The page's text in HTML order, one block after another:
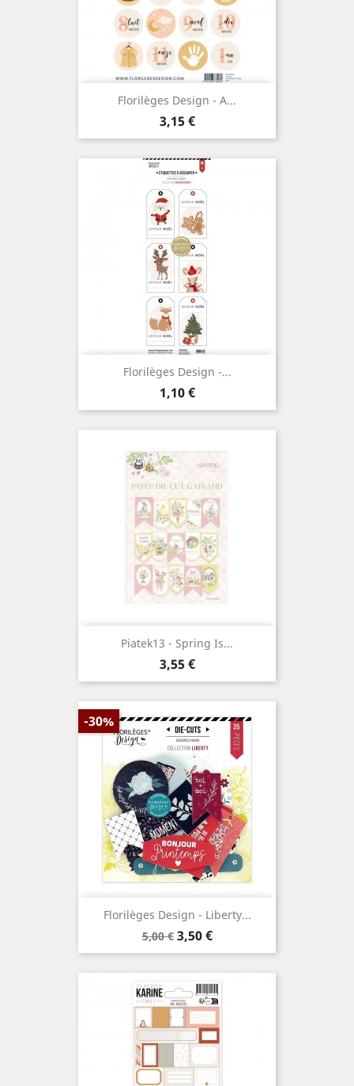
Florilèges Design - A...
Prix
3,15 €
Florilèges Design -...
Prix
1,10 €
Piatek13 - Spring Is...
Prix
3,55 €
Florilèges Design - Liberty...
Prix
de
5,00 € Prix
3,50 €
-30%